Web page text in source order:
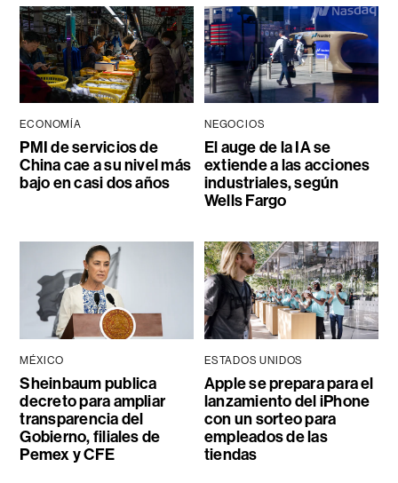
ECONOMÍA
PMI de servicios de
China cae a su nivel más
bajo en casi dos años
NEGOCIOS
El auge de la IA se
extiende a las acciones
industriales, según
Wells Fargo
MÉXICO
Sheinbaum publica
decreto para ampliar
transparencia del
Gobierno, filiales de
Pemex y CFE
ESTADOS UNIDOS
Apple se prepara para el
lanzamiento del iPhone
con un sorteo para
empleados de las
tiendas